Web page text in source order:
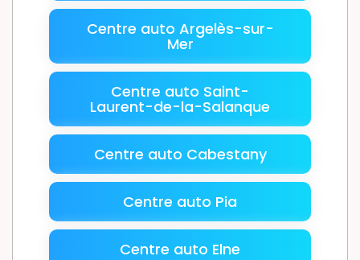
Centre auto Argelès-sur-
Mer
Centre auto Saint-
Laurent-de-la-Salanque
Centre auto Cabestany
Centre auto Pia
Centre auto Elne